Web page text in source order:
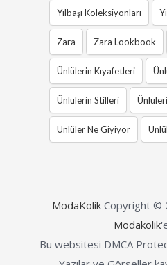
Yılbaşı Koleksiyonları
Zara Zara Lookbook
Ünlülerin Kıyafetleri
Ünlülerin Stilleri
Ünlüler Ne Giyiyor
ModaKolik Copyright ©
Modakolik
Bu websitesi DMCA